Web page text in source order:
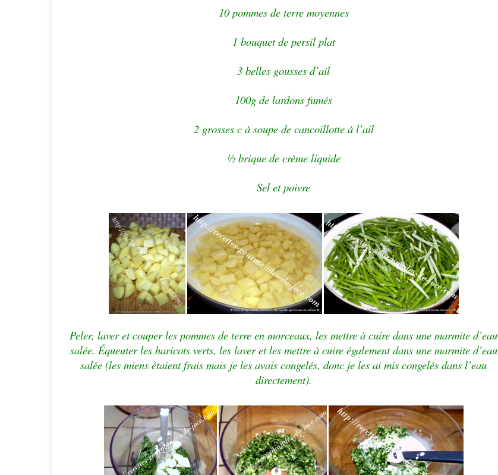
10 pommes de terre moyennes
1 bouquet de persil plat
3 belles gousses d’ail
100g de lardons fumés
2 grosses c à soupe de cancoillotte à l’ail
½ brique de crème liquide
Sel et poivre
Peler, laver et couper les pommes de terre en morceaux, les mettre à cuire dans une marmite d’eau
salée. Équeuter les haricots verts, les laver et les mettre à cuire également dans une marmite d’eau
salée (les miens étaient frais mais je les avais congelés, donc je les ai mis congelés dans l’eau
directement).